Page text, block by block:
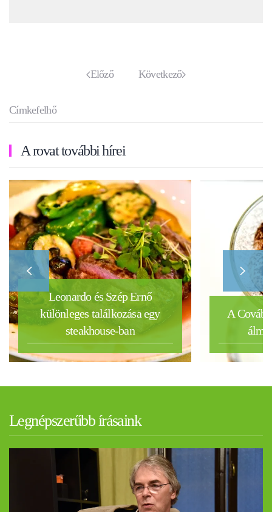
Előző Következő
Címkefelhő
A rovat további hírei
Leonardo és Szép Ernő
különleges találkozása egy
steakhouse-ban
A
Legnépszerűbb írásaink